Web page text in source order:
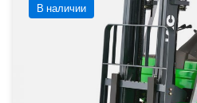
В наличии